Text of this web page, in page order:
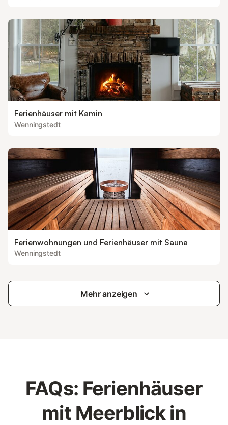
Ferienhäuser mit Kamin
Wenningstedt
Ferienwohnungen und Ferienhäuser mit Sauna
Wenningstedt
Mehr anzeigen
FAQs: Ferienhäuser
mit Meerblick in